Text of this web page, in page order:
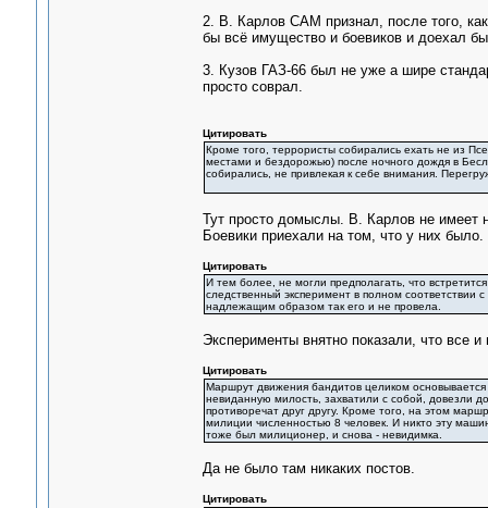
2. В. Карлов САМ признал, после того,
бы всё имущество и боевиков и доехал
3. Кузов ГАЗ-66 был не уже а шире
просто соврал.
Цитировать
Кроме того, террористы собирались ехать не из
местами и бездорожью) после ночного дождя в
собирались, не привлекая к себе внимания.
Тут просто домыслы. В. Карлов не имеет
Боевики приехали на том, что у них
Цитировать
И тем более, не могли предполагать, что
следственный эксперимент в полном соответствии
надлежащим образом так его и не провела.
Эксперименты внятно показали, что все
Цитировать
Маршрут движения бандитов целиком
невиданную милость, захватили с собой, довезли
противоречат друг другу. Кроме того, на этом
милиции численностью 8 человек. И никто эту
тоже был милиционер, и снова - невидимка.
Да не было там никаких постов.
Цитировать